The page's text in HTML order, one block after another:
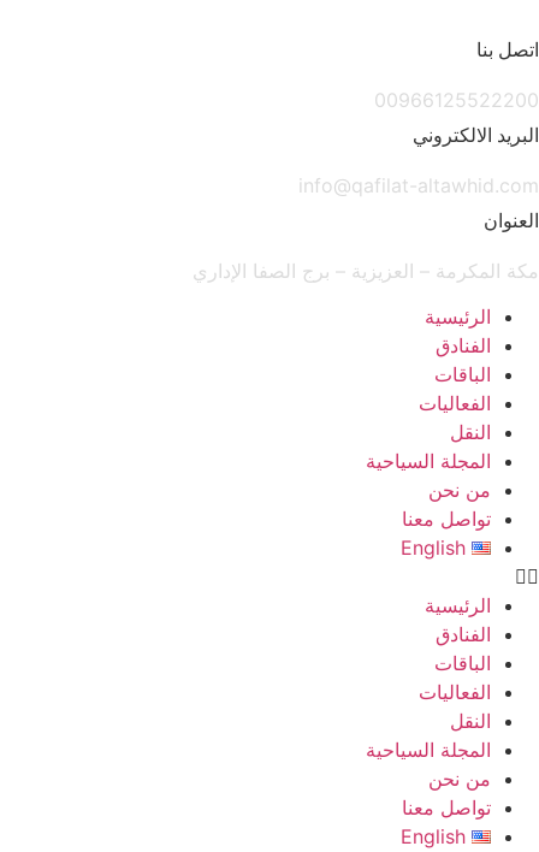
بنا
الالكتروني
info@qafilat-
المكرمة – العزيزية – برج الصفا الإداري
الرئيسية
الفنادق
الباقات
الفعاليات
النقل
المجلة السياحية
من نحن
تواصل معنا
English
الرئيسية
الفنادق
الباقات
الفعاليات
النقل
المجلة السياحية
من نحن
تواصل معنا
English